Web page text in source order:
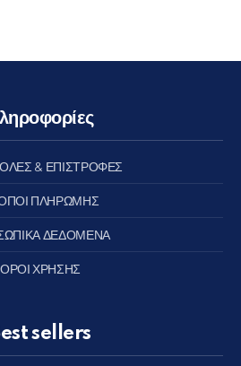
& ΕΠΙΣΤΡΟΦΕΣ
ΠΛΗΡΩΜΗΣ
ΔΕΔΟΜΕΝΑ
ΟΡΟΙ ΧΡΗΣΗΣ
sellers